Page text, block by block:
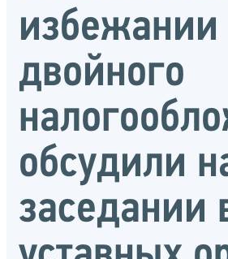
избежании
двойного
обсудили
заседании